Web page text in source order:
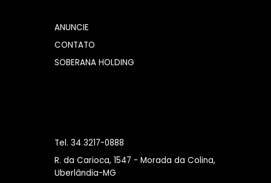
ANUNCIE
CONTATO
SOBERANA HOLDING
Tel. 34 3217-0888
R. da Carioca, 1547 - Morada da Colina,
Uberlândia-MG